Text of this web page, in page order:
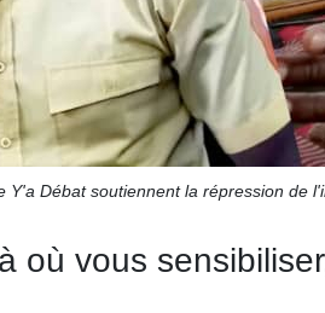
Y'a Débat soutiennent la répression de
où vous